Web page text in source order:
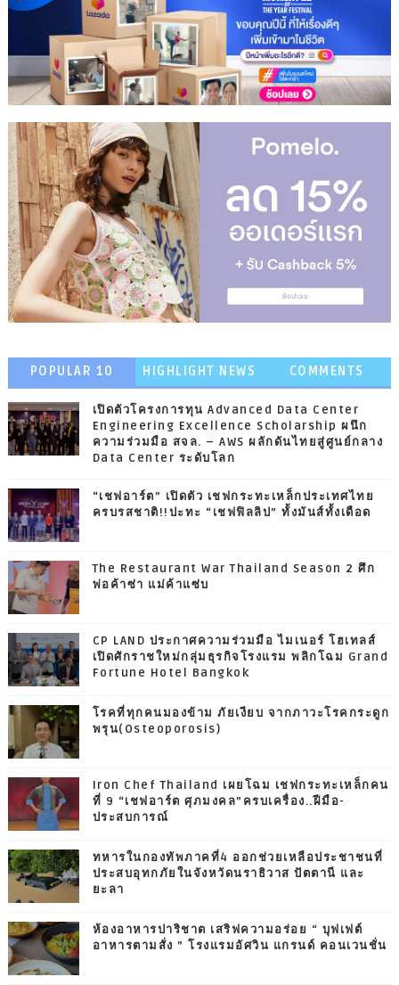
POPULAR 10 HIGHLIGHT NEWS COMMENTS
เปิดตัวโครงการทุน Advanced Data Center
Engineering Excellence Scholarship ผนึก
ความร่วมมือ สจล. – AWS ผลักดันไทยสู่ศูนย์กลาง
Data Center ระดับโลก
“เชฟอาร์ต” เปิดตัว เชฟกระทะเหล็กประเทศไทย
ครบรสชาติ!!ปะทะ “เชฟฟิลลิป” ทั้งมันส์ทั้งเดือด
The Restaurant War Thailand Season 2 ศึก
พ่อค้าซ่า แม่ค้าแซ่บ
CP LAND ประกาศความร่วมมือ ไมเนอร์ โฮเทลส์
เปิดศักราชใหม่กลุ่มธุรกิจโรงแรม พลิกโฉม Grand
Fortune Hotel Bangkok
โรคที่ทุกคนมองข้าม ภัยเงียบ จากภาวะโรคกระดูก
พรุน(Osteoporosis)
Iron Chef Thailand เผยโฉม เชฟกระทะเหล็กคน
ที่ 9 “เชฟอาร์ต ศุภมงคล”ครบเครื่อง..ฝีมือ-
ประสบการณ์
ทหารในกองทัพภาคที่4 ออกช่วยเหลือประชาชนที่
ประสบอุทกภัยในจังหวัดนราธิวาส ปัตตานี และ
ยะลา
ห้องอาหารปาริชาต เสริฟความอร่อย “ บุฟเฟต์
อาหารตามสั่ง ” โรงแรมอัศวิน แกรนด์ คอนเวนชั่น